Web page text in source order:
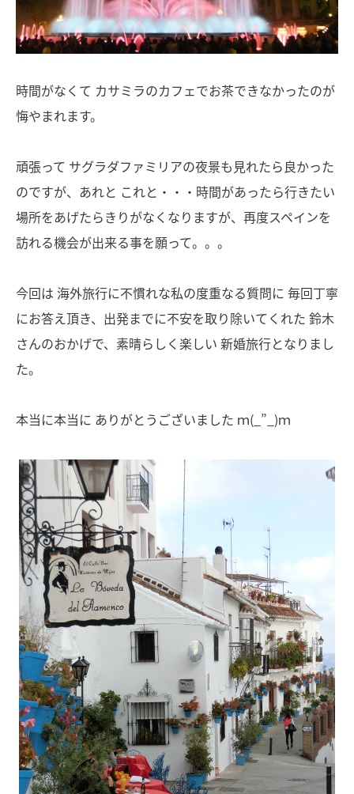
時間がなくて カサミラのカフェでお茶できなかったのが
悔やまれます。
頑張って サグラダファミリアの夜景も見れたら良かった
のですが、あれと これと・・・時間があったら行きたい
場所をあげたらきりがなくなりますが、再度スペインを
訪れる機会が出来る事を願って。。。
今回は 海外旅行に不慣れな私の度重なる質問に 毎回丁寧
にお答え頂き、出発までに不安を取り除いてくれた 鈴木
さんのおかげで、素晴らしく楽しい 新婚旅行となりまし
た。
本当に本当に ありがとうございました ｍ(_”_)ｍ